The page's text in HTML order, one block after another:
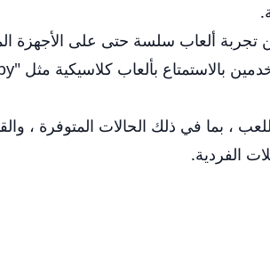
تجربة ألعاب سلسة حتى على الأجهزة
، بما في ذلك الحالات المتوفرة ،
الفردية.